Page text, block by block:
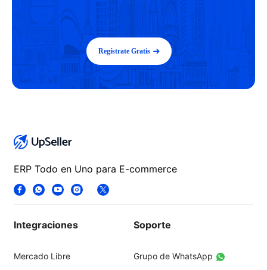
Regístrate Gratis
ERP Todo en Uno para E-commerce
Integraciones
Mercado Libre
Soporte
Grupo de WhatsApp